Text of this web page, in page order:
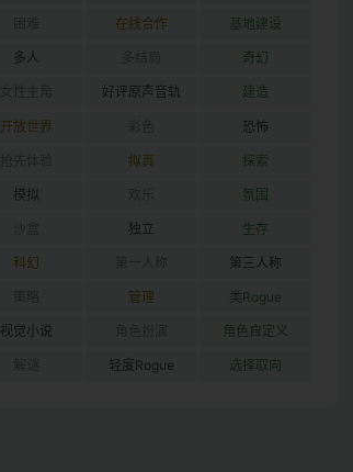
在线合作 基地建设
多人 奇幻
好评原声音轨 建造
开放世界 恐怖
拟真 探索
模拟 氛围
独立 生存
科幻 第三人称
管理 类Rogue
视觉小说 角色自定义
轻度Rogue 选择取向